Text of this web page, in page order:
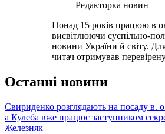
Редакторка новин
Понад 15 років працюю в
висвітлюючи суспільно-
новини України й світу.
читач отримував
Останні новини
Свириденко розглядають на посаду в.
а Кулеба вже працює заступником
Железняк